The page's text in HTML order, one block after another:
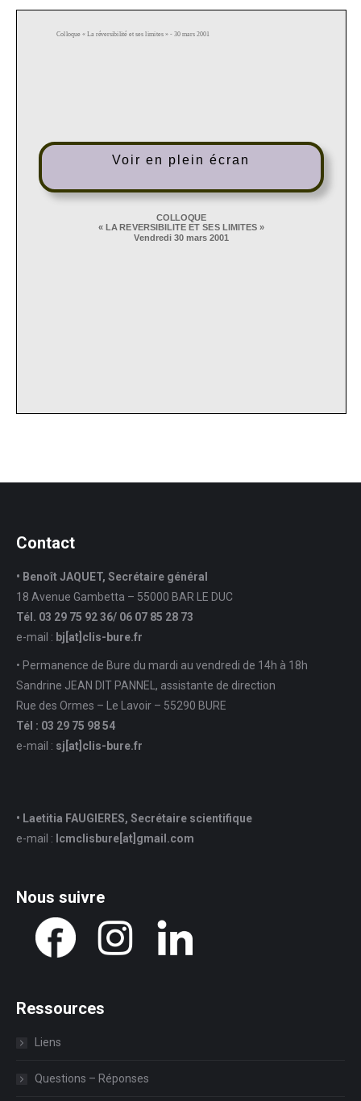
Voir en plein écran
Contact
• Benoît JAQUET, Secrétaire général
18 Avenue Gambetta – 55000 BAR LE DUC
Tél. 03 29 75 92 36/ 06 07 85 28 73
e-mail : bj[at]clis-bure.fr
• Permanence de Bure du mardi au vendredi de 14h à 18h
Sandrine JEAN DIT PANNEL, assistante de direction
Rue des Ormes – Le Lavoir – 55290 BURE
Tél : 03 29 75 98 54
e-mail : sj [at] clis-bure.fr
• Laetitia FAUGIERES, Secrétaire scientifique
e-mail : lcmclisbure[at]gmail.com
Nous suivre
Ressources
Liens
Questions – Réponses